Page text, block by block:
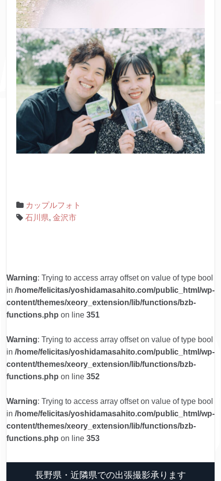
カップルフォト
石川県, 金沢市
Warning: Trying to access array offset on value of type bool
in /home/felicitas/yoshidamasahito.com/public_html/wp-
content/themes/xeory_extension/lib/functions/bzb-
functions.php on line 351
Warning: Trying to access array offset on value of type bool
in /home/felicitas/yoshidamasahito.com/public_html/wp-
content/themes/xeory_extension/lib/functions/bzb-
functions.php on line 352
Warning: Trying to access array offset on value of type bool
in /home/felicitas/yoshidamasahito.com/public_html/wp-
content/themes/xeory_extension/lib/functions/bzb-
functions.php on line 353
長野県・近隣県での出張撮影承ります